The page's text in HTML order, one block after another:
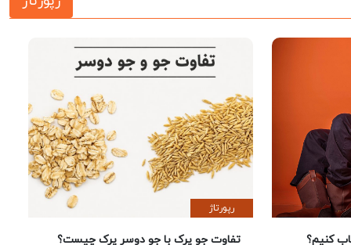
کنیم؟
رپورتاژ
تفاوت جو پرک با جو دوسر پرک چیست؟